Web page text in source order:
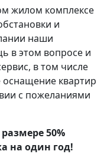
жилом комплексе
и
наши
в этом вопросе и
в том числе
квартир
с пожеланиями
50%
на один год!